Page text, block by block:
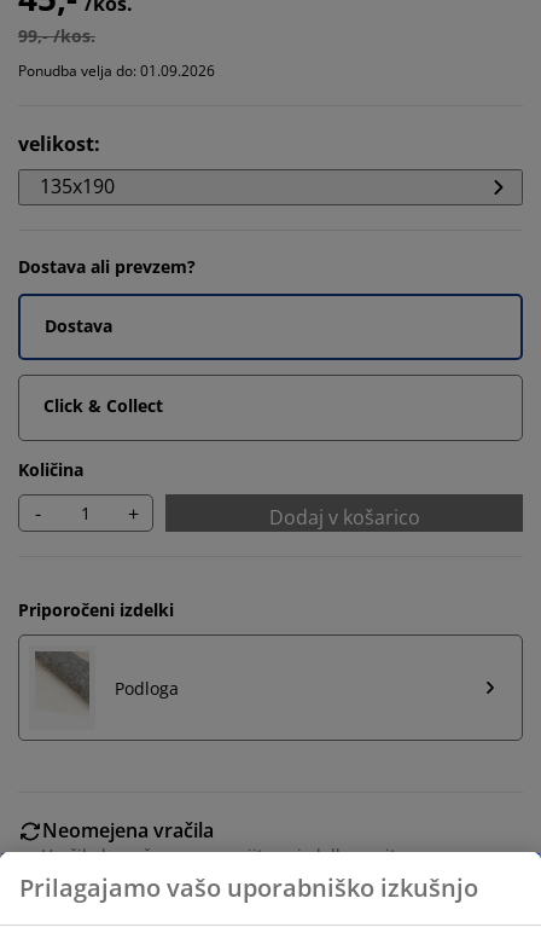
99,- /kos.
Ponudba velja do: 01.09.2026
velikost:
135x190
Dostava ali prevzem?
Dostava
Click & Collect
Količina
- + Dodaj v košarico
Priporočeni izdelki
Podloga
Neomejena vračila
Vračilo brez časovne omejitve - izdelke vrnite v
katerokoli JYSK-ovo trgovino